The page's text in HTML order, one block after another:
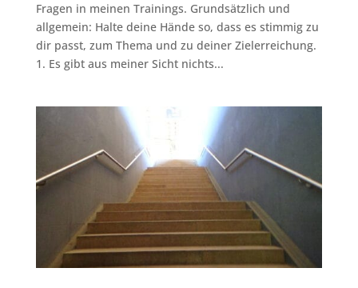
Fragen in meinen Trainings. Grundsätzlich und
allgemein: Halte deine Hände so, dass es stimmig zu
dir passt, zum Thema und zu deiner Zielerreichung.
1. Es gibt aus meiner Sicht nichts...